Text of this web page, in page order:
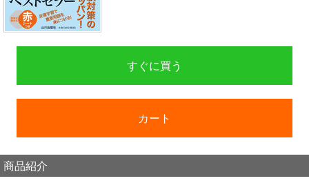
すぐに買う
カート
商品紹介